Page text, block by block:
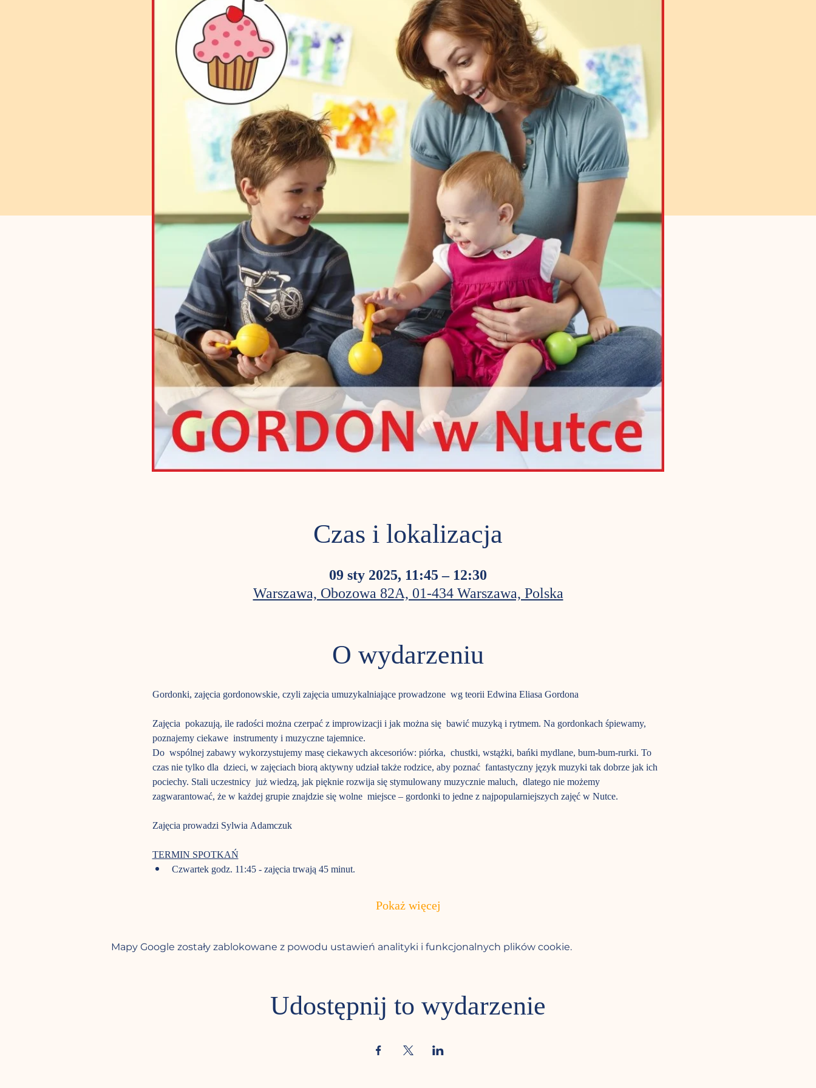
Czas i lokalizacja
09 sty 2025, 11:45 – 12:30
Warszawa, Obozowa 82A, 01-434 Warszawa, Polska
O wydarzeniu
Gordonki, zajęcia gordonowskie, czyli zajęcia umuzykalniające prowadzone  wg teorii Edwina Eliasa Gordona
Zajęcia  pokazują, ile radości można czerpać z improwizacji i jak można się  bawić muzyką i rytmem. Na gordonkach śpiewamy,
poznajemy ciekawe  instrumenty i muzyczne tajemnice.
Do  wspólnej zabawy wykorzystujemy masę ciekawych akcesoriów: piórka,  chustki, wstążki, bańki mydlane, bum-bum-rurki. To
czas nie tylko dla  dzieci, w zajęciach biorą aktywny udział także rodzice, aby poznać  fantastyczny język muzyki tak dobrze jak ich
pociechy. Stali uczestnicy  już wiedzą, jak pięknie rozwija się stymulowany muzycznie maluch,  dlatego nie możemy
zagwarantować, że w każdej grupie znajdzie się wolne  miejsce – gordonki to jedne z najpopularniejszych zajęć w Nutce.
Zajęcia prowadzi Sylwia Adamczuk
TERMIN SPOTKAŃ
Czwartek godz. 11:45 - zajęcia trwają 45 minut.
Pokaż więcej
Mapy Google zostały zablokowane z powodu ustawień analityki i funkcjonalnych plików cookie.
Udostępnij to wydarzenie